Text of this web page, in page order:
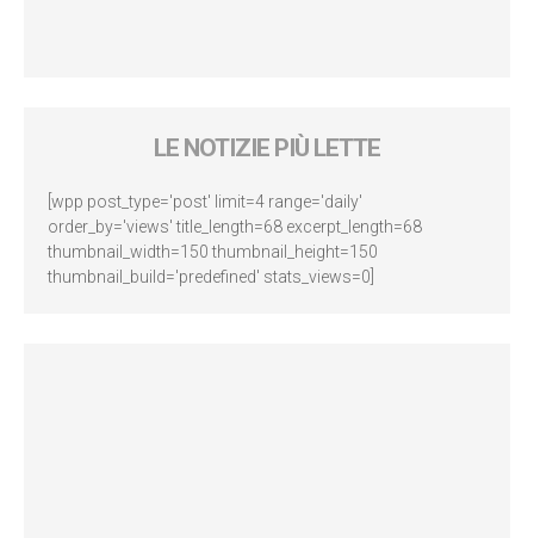
LE NOTIZIE PIÙ LETTE
[wpp post_type='post' limit=4 range='daily'
order_by='views' title_length=68 excerpt_length=68
thumbnail_width=150 thumbnail_height=150
thumbnail_build='predefined' stats_views=0]